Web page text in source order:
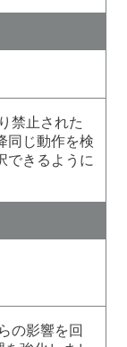
禁止された
同じ動作を検
できるように
の影響を回